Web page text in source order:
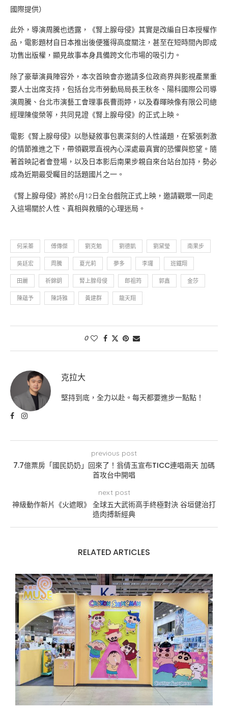
國際提供）
此外，導演周騰也透露，《腎上腺母侵》其實是改編自日本授權作
品，電影題材自日本推出後便獲得高度關注，甚至在短時間內即成
功售出版權，顯見故事本身具備跨文化市場的吸引力。
除了豪華演員陣容外，本次首映會亦邀請多位政商界與影視產業重
要人士出席支持，包括台北市勞動局局長王秋冬、陽科國際公司導
演周騰、台北市演藝工會理事長曹雨婷，以及春暉映像有限公司總
經理陳俊榮等，共同見證《腎上腺母侵》的正式上映。
電影《腎上腺母侵》以懸疑敘事包裹深刻的人性議題，在緊張刺激
的情節推進之下，帶領觀眾直視內心深處最真實的恐懼與慾望。隨
著首映記者會登場，以及日本影后南果步親自來台站台加持，勢必
成為近期最受矚目的話題國片之一。
《腎上腺母侵》將於6月12日全台戲院正式上映，邀請觀眾一同走
入這場關於人性、真相與救贖的心理迷局。
何采蓁 傅傳傑 劉克勉 劉德凱 劉黛瑩 南果步
吳廷宏 周騰 夏光莉 夢多 李㼈 班鐵翔
田麗 祈錦鈅 腎上腺母侵 郎祖筠 郭鑫 金莎
陳蘊予 陳詩雅 黃建群 龍天翔
0
克拉大
堅持到底，全力以赴。每天都要進步一點點！
previous post
7.7億票房「國民奶奶」回來了！翁倩玉宣布TICC連唱兩天 加碼
首攻台中開唱
next post
神級動作新片《火遮眼》 全球五大武術高手終極對決 谷垣健治打
造肉搏新經典
RELATED ARTICLES